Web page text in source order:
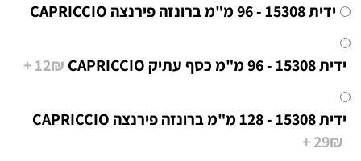
ידית 15308 - 96 מ"מ ברונזה פירנצה CAPRICCIO
ידית 15308 - 96 מ"מ כסף עתיק CAPRICCIO 12₪ +
ידית 15308 - 128 מ"מ ברונזה פירנצה CAPRICCIO
29₪ +